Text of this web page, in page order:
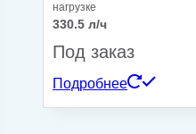
нагрузке
330.5 л/ч
Под заказ
Подробнее